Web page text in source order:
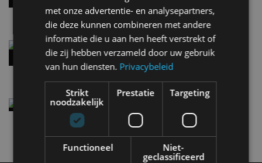
5 aug
Audi A2 e-Tron mikt op verbruik van 12,8 kWh
per 100 kilometer
4 aug
Elektrische Geely E2 (tijdelijk) net zo goedkoop
als een Renault Twingo
met onze advertentie- en analysepartners,
die deze kunnen combineren met andere
informatie die u aan hen heeft verstrekt of
die zij hebben verzameld door uw gebruik
van hun diensten. Privacybeleid
Strikt
noodzakelijk
Prestatie Targeting
Functioneel
Niet-
geclassificeerd